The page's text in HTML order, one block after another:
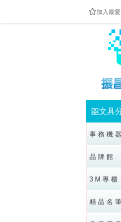
加入最愛
防疫隔板供應中
文具
事 務 機 器
品 牌 館
3 M 專 櫃
精 品 名 筆